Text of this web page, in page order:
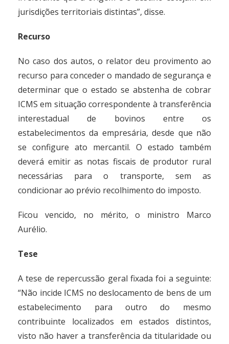
jurisdições territoriais distintas”, disse.
Recurso
No caso dos autos, o relator deu provimento ao
recurso para conceder o mandado de segurança e
determinar que o estado se abstenha de cobrar
ICMS em situação correspondente à transferência
interestadual de bovinos entre os
estabelecimentos da empresária, desde que não
se configure ato mercantil. O estado também
deverá emitir as notas fiscais de produtor rural
necessárias para o transporte, sem as
condicionar ao prévio recolhimento do imposto.
Ficou vencido, no mérito, o ministro Marco
Aurélio.
Tese
A tese de repercussão geral fixada foi a seguinte:
“Não incide ICMS no deslocamento de bens de um
estabelecimento para outro do mesmo
contribuinte localizados em estados distintos,
visto não haver a transferência da titularidade ou